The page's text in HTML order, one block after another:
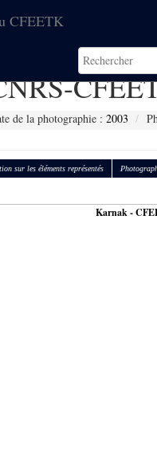
CFEETK
de la photographie : 2003
sur les éléments représentés